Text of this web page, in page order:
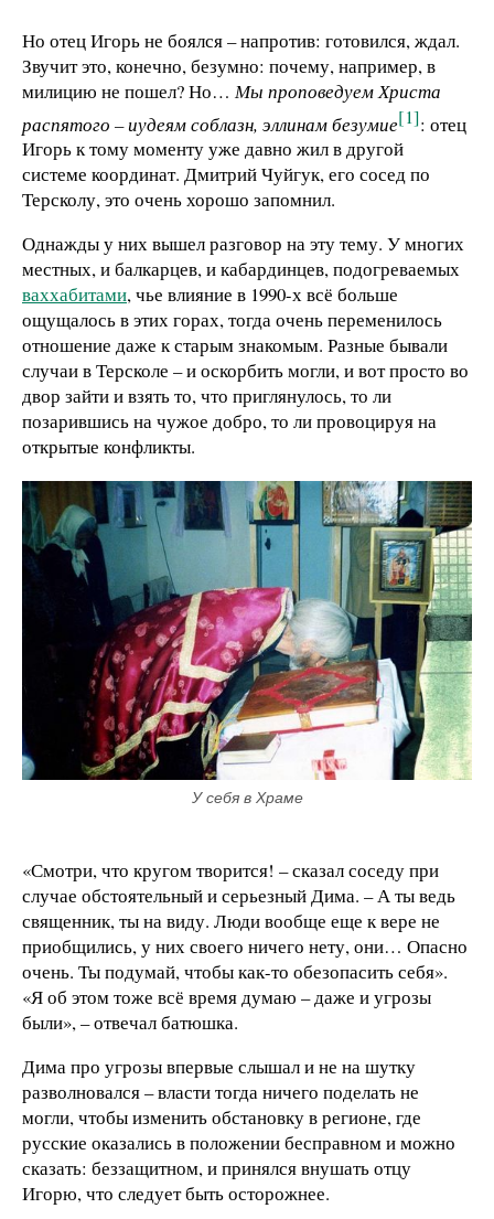
Но отец Игорь не боялся – напротив: готовился, ждал.
Звучит это, конечно, безумно: почему, например, в
милицию не пошел? Но… Мы проповедуем Христа
распятого – иудеям соблазн, эллинам безумие[1]: отец
Игорь к тому моменту уже давно жил в другой
системе координат. Дмитрий Чуйгук, его сосед по
Терсколу, это очень хорошо запомнил.
Однажды у них вышел разговор на эту тему. У многих
местных, и балкарцев, и кабардинцев, подогреваемых
ваххабитами, чье влияние в 1990-х всё больше
ощущалось в этих горах, тогда очень переменилось
отношение даже к старым знакомым. Разные бывали
случаи в Терсколе – и оскорбить могли, и вот просто во
двор зайти и взять то, что приглянулось, то ли
позарившись на чужое добро, то ли провоцируя на
открытые конфликты.
У себя в Храме
«Смотри, что кругом творится! – сказал соседу при
случае обстоятельный и серьезный Дима. – А ты ведь
священник, ты на виду. Люди вообще еще к вере не
приобщились, у них своего ничего нету, они… Опасно
очень. Ты подумай, чтобы как-то обезопасить себя».
«Я об этом тоже всё время думаю – даже и угрозы
были», – отвечал батюшка.
Дима про угрозы впервые слышал и не на шутку
разволновался – власти тогда ничего поделать не
могли, чтобы изменить обстановку в регионе, где
русские оказались в положении бесправном и можно
сказать: беззащитном, и принялся внушать отцу
Игорю, что следует быть осторожнее.